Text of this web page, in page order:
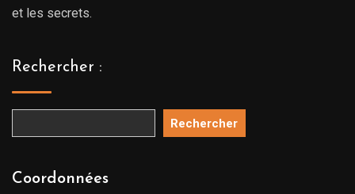
et les secrets.
Rechercher :
Rechercher
Coordonnées